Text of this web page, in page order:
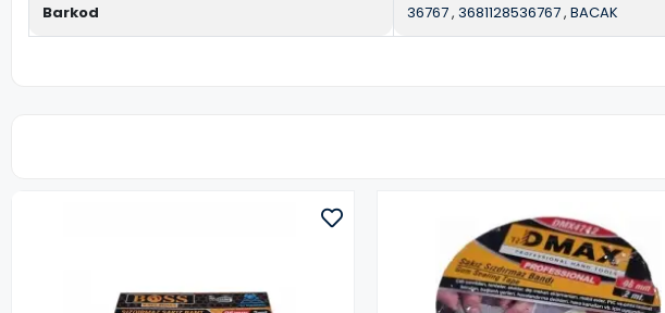
Barkod 36767, 3681128536767, BACAK